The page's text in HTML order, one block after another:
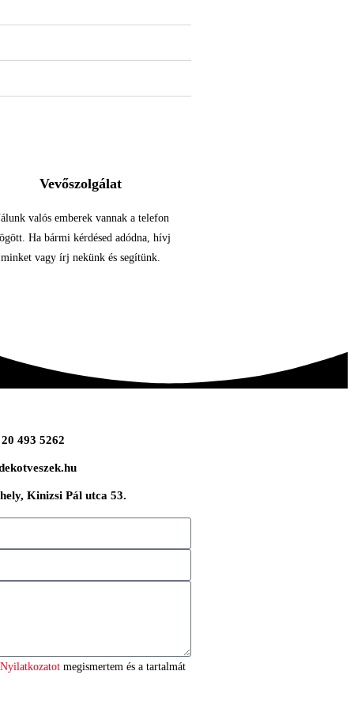
Vevőszolgálat
valós emberek vannak a telefon
Ha bármi kérdésed adódna, hívj
minket vagy írj nekünk és segítünk.
493 5262
Kinizsi Pál utca 53.
megismertem és a tartalmát